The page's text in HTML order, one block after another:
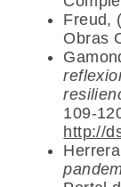
Freud,
Obras
109-
http://